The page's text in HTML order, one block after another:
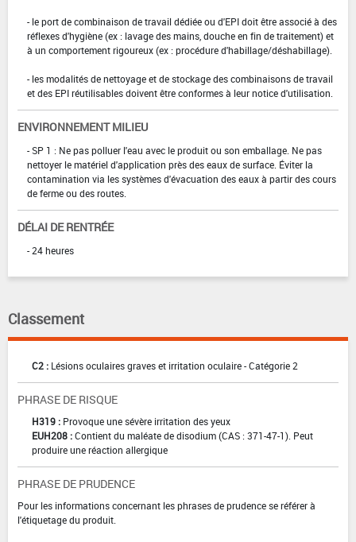
- le port de combinaison de travail dédiée ou d'EPI doit être associé à des
réflexes d'hygiène (ex : lavage des mains, douche en fin de traitement) et
à un comportement rigoureux (ex : procédure d'habillage/déshabillage).
- les modalités de nettoyage et de stockage des combinaisons de travail
et des EPI réutilisables doivent être conformes à leur notice d'utilisation.
ENVIRONNEMENT MILIEU
- SP 1 : Ne pas polluer l'eau avec le produit ou son emballage. Ne pas
nettoyer le matériel d'application près des eaux de surface. Éviter la
contamination via les systèmes d'évacuation des eaux à partir des cours
de ferme ou des routes.
DÉLAI DE RENTRÉE
- 24 heures
Classement
C2 : Lésions oculaires graves et irritation oculaire - Catégorie 2
PHRASE DE RISQUE
H319 : Provoque une sévère irritation des yeux
EUH208 :Contient du maléate de disodium (CAS : 371-47-1). Peut
produire une réaction allergique
PHRASE DE PRUDENCE
Pour les informations concernant les phrases de prudence se référer à
l'étiquetage du produit.